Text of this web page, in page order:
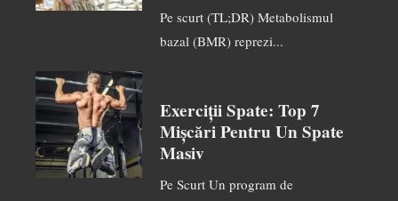
Pe scurt (TL;DR) Metabolismul
bazal (BMR) reprezi...
Exerciții Spate: Top 7
Mișcări Pentru Un Spate
Masiv
Pe Scurt Un program de